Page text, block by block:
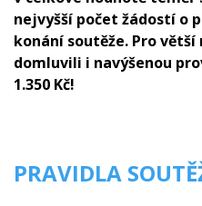
nejvyšší počet žádostí o
konání soutěže. Pro
domluvili i navýšenou
1.350 Kč!
PRAVIDLA